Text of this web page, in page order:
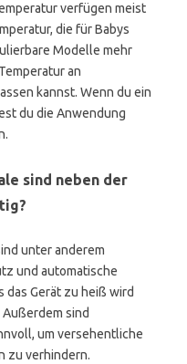
verfügen meist
die für Babys
Modelle mehr
an
kannst. Wenn du ein
du die Anwendung
sind neben der
unter anderem
und automatische
das Gerät zu heiß wird
sind
um versehentliche
zu verhindern.